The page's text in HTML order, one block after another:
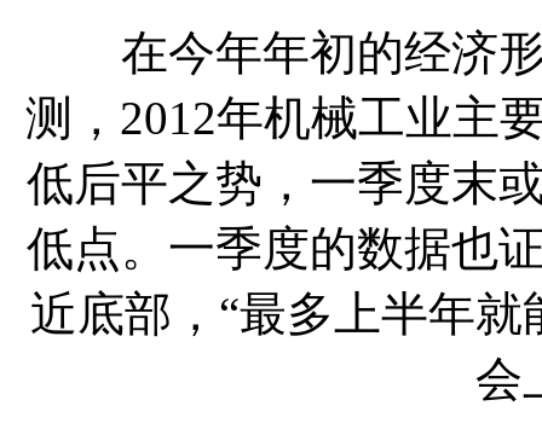
在今年年初的经济形
测，2012年机械工业主
低后平之势，一季度末
低点。一季度的数据也
近底部，“最多上半年
会